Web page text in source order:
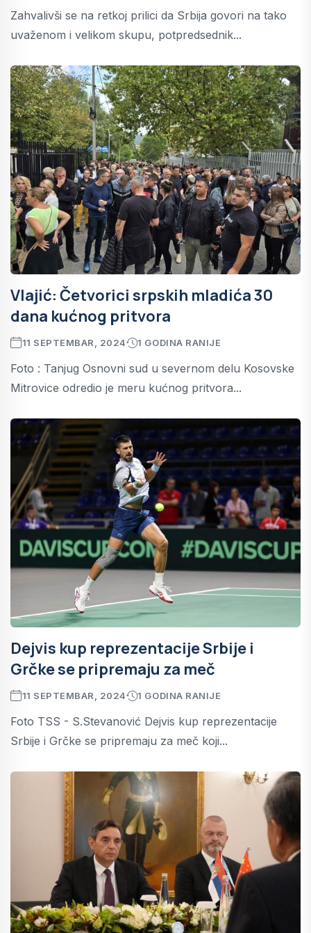
Zahvalivši se na retkoj prilici da Srbija govori na tako
uvaženom i velikom skupu, potpredsednik...
Vlajić: Četvorici srpskih mladića 30
dana kućnog pritvora
11 SEPTEMBAR, 2024 1 GODINA RANIJE
Foto : Tanjug Osnovni sud u severnom delu Kosovske
Mitrovice odredio je meru kućnog pritvora...
Dejvis kup reprezentacije Srbije i
Grčke se pripremaju za meč
11 SEPTEMBAR, 2024 1 GODINA RANIJE
Foto TSS - S.Stevanović Dejvis kup reprezentacije
Srbije i Grčke se pripremaju za meč koji...